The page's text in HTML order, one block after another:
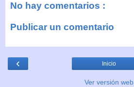
No hay comentarios :
Publicar un comentario
‹ Inicio
Ver versión web